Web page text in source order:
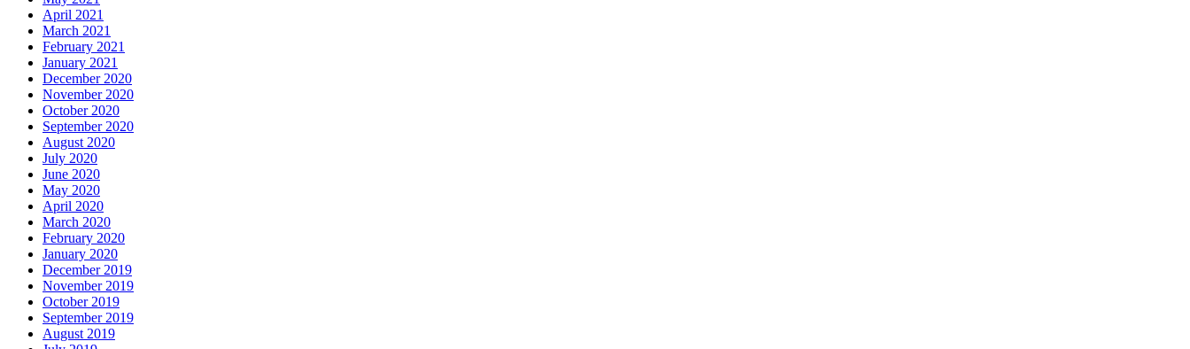
April 2021
March 2021
February 2021
January 2021
December 2020
November 2020
October 2020
September 2020
August 2020
July 2020
June 2020
May 2020
April 2020
March 2020
February 2020
January 2020
December 2019
November 2019
October 2019
September 2019
August 2019